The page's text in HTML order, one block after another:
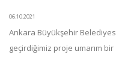
06.10.2021
Ankara Büyükşehir
geçirdiğimiz proje umarım bir